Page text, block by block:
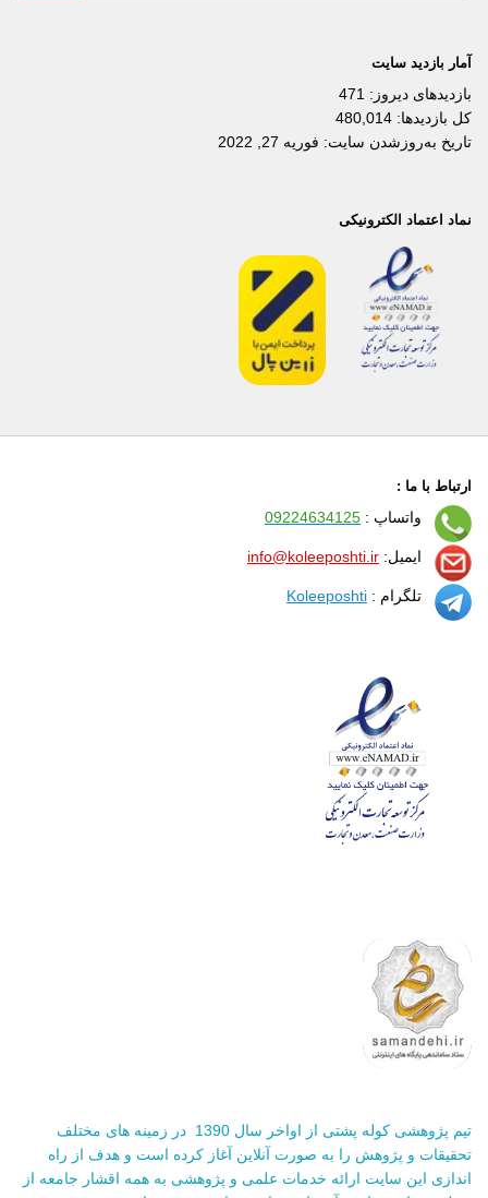
آمار بازدید سایت
بازدیدهای دیروز: 471
کل بازدیدها: 480,014
تاریخ به‌روزشدن سایت: فوریه 27, 2022
نماد اعتماد الکترونیکی
ارتباط با ما :
واتساپ : 09224634125
ایمیل: info@koleeposhti.ir
تلگرام : Koleeposhti
تیم پژوهشی کوله پشتی از اواخر سال 1390 در زمینه های مختلف
تحقیقات و پژوهش را به صورت آنلاین آغاز کرده است و هدف از راه
اندازی این سایت ارائه خدمات علمی و پژوهشی به همه اقشار جامعه از